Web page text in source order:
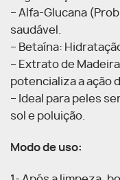
– Alfa-Glucana
saudável.
– Betaína:
– Extrato de
potencializa a ação
– Ideal para peles
sol e poluição.
Modo de uso: